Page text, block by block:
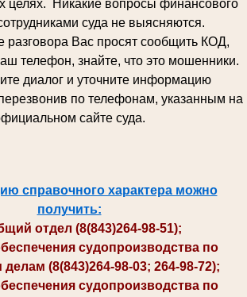
целях. Никакие вопросы финансового
суда не выясняются.
Вас просят сообщить КОД,
телефон, знайте, что это мошенники.
диалог и уточните информацию
по телефонам, указанным на
сайте суда.
справочного характера можно
получить:
отдел (8(843)264-98-51);
судопроизводства по
(8(843)264-98-03; 264-98-72);
судопроизводства по